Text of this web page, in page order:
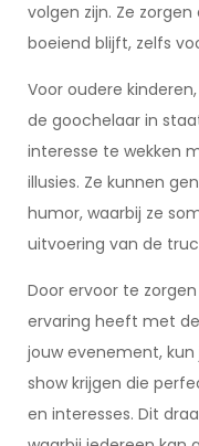
volgen zijn. Ze
boeiend blijft, zelfs
Voor oudere
de goochelaar in
interesse te wekken
illusies. Ze kunnen
humor, waarbij ze
uitvoering van de
Door ervoor te
ervaring heeft met
jouw evenement, kun
show krijgen die
en interesses. Dit